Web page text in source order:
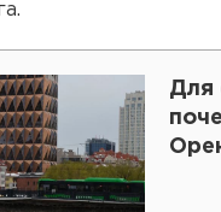
Для